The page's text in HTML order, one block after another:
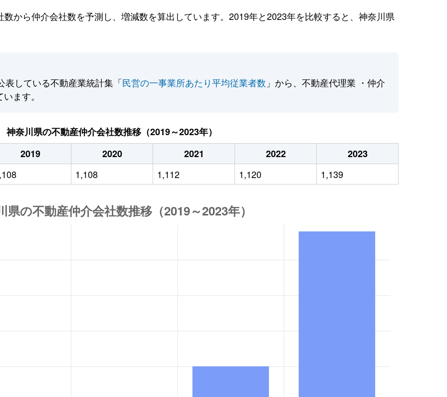
から仲介会社数を予測し、増減数を算出しています。2019年と2023年を比較すると、神奈川県
表している不動産業統計集「民営の一事業所あたり平均従業者数 」から、不動産代理業 ・仲介
ます。
神奈川県の不動産仲介会社数推移（2019～2023年）
2019
2020 2021 2022
2023
1,108 1,112 1,120 1,139